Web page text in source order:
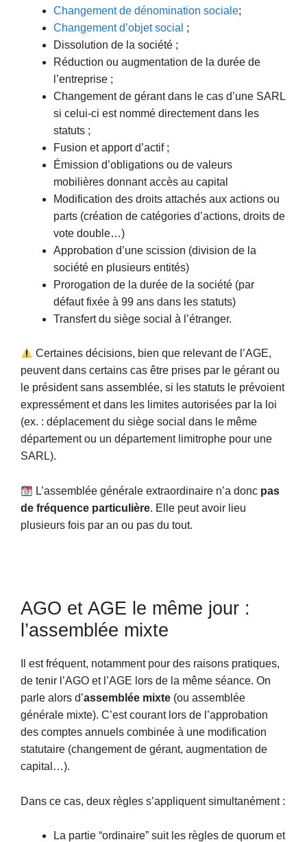
Changement de dénomination sociale;
Changement d’objet social ;
Dissolution de la société ;
Réduction ou augmentation de la durée de
l’entreprise ;
Changement de gérant dans le cas d’une SARL
si celui-ci est nommé directement dans les
statuts ;
Fusion et apport d’actif ;
Émission d’obligations ou de valeurs
mobilières donnant accès au capital
Modification des droits attachés aux actions ou
parts (création de catégories d’actions, droits de
vote double…)
Approbation d’une scission (division de la
société en plusieurs entités)
Prorogation de la durée de la société (par
défaut fixée à 99 ans dans les statuts)
Transfert du siège social à l’étranger.
Certaines décisions, bien que relevant de l’AGE,
peuvent dans certains cas être prises par le gérant ou
le président sans assemblée, si les statuts le prévoient
expressément et dans les limites autorisées par la loi
(ex. : déplacement du siège social dans le même
département ou un département limitrophe pour une
SARL).
L’assemblée générale extraordinaire n’a donc pas
de fréquence particulière. Elle peut avoir lieu
plusieurs fois par an ou pas du tout.
AGO et AGE le même jour :
l’assemblée mixte
Il est fréquent, notamment pour des raisons pratiques,
de tenir l’AGO et l’AGE lors de la même séance. On
parle alors d’assemblée mixte (ou assemblée
générale mixte). C’est courant lors de l’approbation
des comptes annuels combinée à une modification
statutaire (changement de gérant, augmentation de
capital…).
Dans ce cas, deux règles s’appliquent simultanément :
La partie “ordinaire” suit les règles de quorum et